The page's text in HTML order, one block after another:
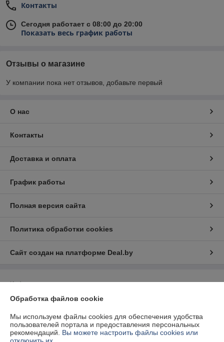
Контакты
Сегодня работает с 08:00 до 20:00
Показать весь график работы
Отзывы о магазине
У компании пока нет отзывов, добавьте первый
О нас
Контакты
Доставка и оплата
График работы
Полная версия сайта
Политика обработки cookies
Сайт создан на платформе Deal.by
Информация для покупателя
Юридическое лицо:Общество с ограниченной ответственностью "2БС"
Ленинская 70/2
Регистрационный номер ЕГР: 391520404
Обработка файлов cookie
Мы используем файлы cookies для обеспечения удобства
пользователей портала и предоставления персональных
рекомендаций. Вы можете настроить файлы cookies или